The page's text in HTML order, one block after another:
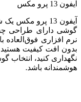
آیفون 13 پرو مکس
آیفون 13 پرو
گوشی دارای طراحی
نرم افزاری فوق‌العاده
بدون افت کیفیت
هوشمندانه باشد.